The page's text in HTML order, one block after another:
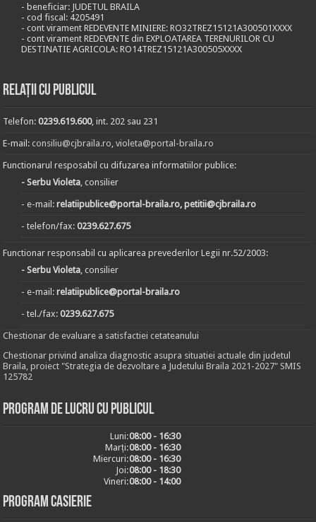
- beneficiar: JUDETUL BRAILA
- cod fiscal: 4205491
- cont virament REDEVENTE MINIERE: RO32TREZ15121A300501XXXX
- cont virament REDEVENTE din EXPLOATAREA TERENURILOR CU
DESTINATIE AGRICOLA: RO14TREZ15121A300505XXXX
Relații cu publicul
Telefon:0239.619.600, int. 202 sau 231
E-mail:consiliu@cjbraila.ro ,violeta@portal-braila.ro
Functionarul resposabil cu difuzarea informatiilor publice:
- Serbu Violeta , consilier
- e-mail:relatiipublice@portal-braila.ro, petitii@cjbraila.ro
- telefon/fax:0239.627.675
Functionar responsabil cu aplicarea prevederilor Legii nr.52/2003:
- Serbu Violeta , consilier
- e-mail:relatiipublice@portal-braila.ro
- tel./fax:0239.627.675
Chestionar de evaluare a satisfactiei cetateanului
Chestionar privind analiza diagnostic asupra situatiei actuale din judetul
Braila, proiect "Strategia de dezvoltare a Judetului Braila 2021-2027" SMIS
125782
Program de lucru cu publicul
Luni:08:00 - 16:30
Marți:08:00 - 16:30
Miercuri:08:00 - 16:30
Joi:08:00 - 18:30
Vineri:08:00 - 14:00
Program casierie